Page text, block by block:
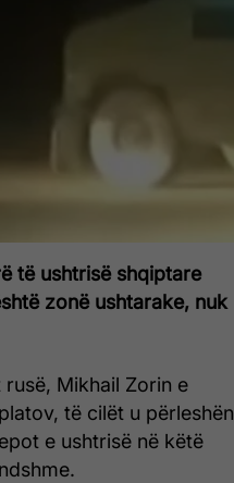
të ushtrisë shqiptare
zonë ushtarake, nuk
Mikhail Zorin e
të cilët u përleshën
e ushtrisë në këtë